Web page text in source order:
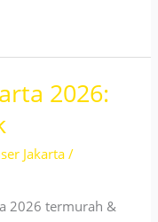
2026:
Jakarta /
2026 termurah &